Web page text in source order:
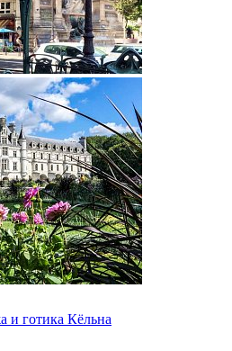
и готика Кёльна